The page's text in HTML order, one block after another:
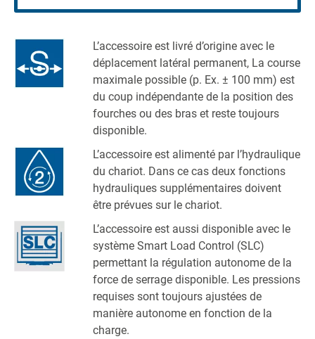
L’accessoire est livré d’origine avec le
déplacement latéral permanent, La course
maximale possible (p. Ex. ± 100 mm) est
du coup indépendante de la position des
fourches ou des bras et reste toujours
disponible.
L’accessoire est alimenté par l’hydraulique
du chariot. Dans ce cas deux fonctions
hydrauliques supplémentaires doivent
être prévues sur le chariot.
L’accessoire est aussi disponible avec le
système Smart Load Control (SLC)
permettant la régulation autonome de la
force de serrage disponible. Les pressions
requises sont toujours ajustées de
manière autonome en fonction de la
charge.